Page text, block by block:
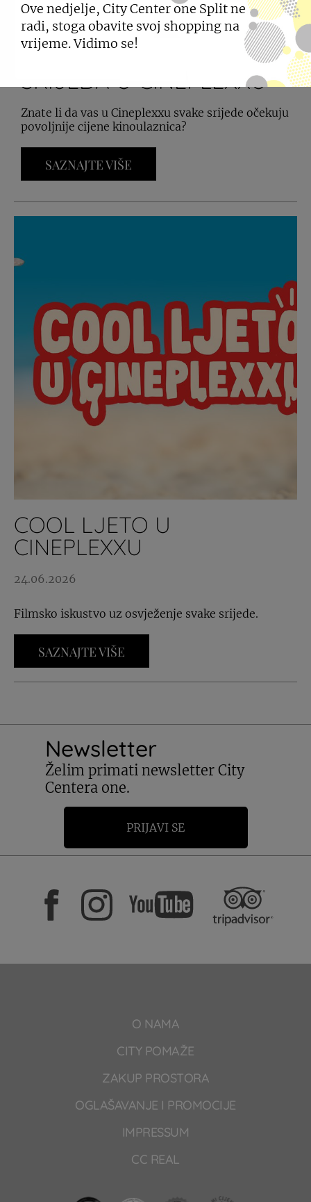
SRIJEDA U CINEPLEXXU
Znate li da vas u Cineplexxu svake srijede očekuju
povoljnije cijene kinoulaznica?
SAZNAJTE VIŠE
COOL LJETO U
CINEPLEXXU
24.06.2026
Filmsko iskustvo uz osvježenje svake srijede.
SAZNAJTE VIŠE
Newsletter
Želim primati newsletter City
Centera one.
PRIJAVI SE
O NAMA
CITY POMAŽE
ZAKUP PROSTORA
OGLAŠAVANJE I PROMOCIJE
IMPRESSUM
CC REAL
Ove nedjelje, City Center one Split ne
radi, stoga obavite svoj shopping na
vrijeme. Vidimo se!